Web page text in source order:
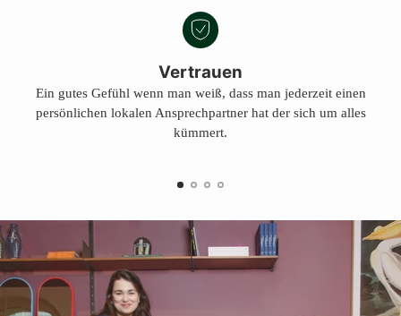
Vertrauen
Ein gutes Gefühl wenn man weiß, dass man jederzeit einen
persönlichen lokalen Ansprechpartner hat der sich um alles
kümmert.